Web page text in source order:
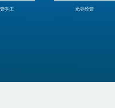
学工 光谷经管